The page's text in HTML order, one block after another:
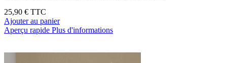
25,90 € TTC
Ajouter au panier
Aperçu rapide Plus d'informations